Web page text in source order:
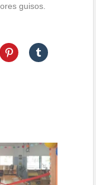
guisos.